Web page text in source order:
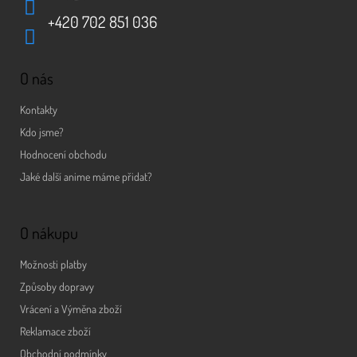
+420 702 851 036
O nás
Kontakty
Kdo jsme?
Hodnocení obchodu
Jaké další anime máme přidat?
O nákupu
Možnosti platby
Způsoby dopravy
Vrácení a Výměna zboží
Reklamace zboží
Obchodní podmínky